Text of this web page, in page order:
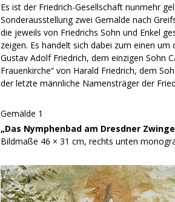
Es ist der Friedrich-Gesellschaft nunmehr
Sonderausstellung zwei Gemälde nach
die jeweils von Friedrichs Sohn und Enkel
zeigen. Es handelt sich dabei zum einen
Gustav Adolf Friedrich, dem einzigen Sohn
Frauenkirche“ von Harald Friedrich, dem
der letzte männliche Namensträger der
Gemälde 1
„Das Nymphenbad am Dresdner
Bildmaße 46 × 31 cm, rechts unten